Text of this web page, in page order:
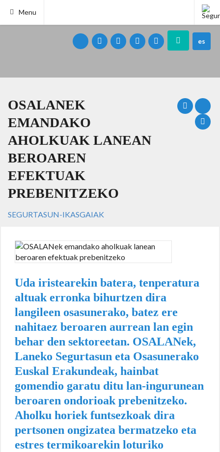
Menu
es
OSALANEK
EMANDAKO
AHOLKUAK LANEAN
BEROAREN
EFEKTUAK
PREBENITZEKO
SEGURTASUN-IKASGAIAK
Uda iristearekin batera, tenperatura
altuak erronka bihurtzen dira
langileen osasunerako, batez ere
nahitaez beroaren aurrean lan egin
behar den sektoreetan. OSALANek,
Laneko Segurtasun eta Osasunerako
Euskal Erakundeak, hainbat
gomendio garatu ditu lan-ingurunean
beroaren ondorioak prebenitzeko.
Aholku horiek funtsezkoak dira
pertsonen ongizatea bermatzeko eta
estres termikoarekin loturiko